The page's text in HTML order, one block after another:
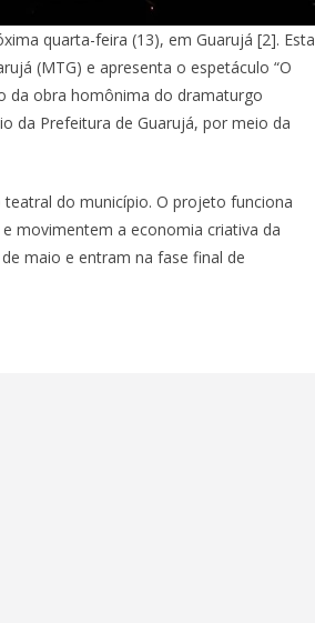
quarta-feira (13), em Guarujá [2]. Esta
(MTG) e apresenta o espetáculo “O
da obra homônima do dramaturgo
da Prefeitura de Guarujá, por meio da
do município. O projeto funciona
movimentem a economia criativa da
maio e entram na fase final de